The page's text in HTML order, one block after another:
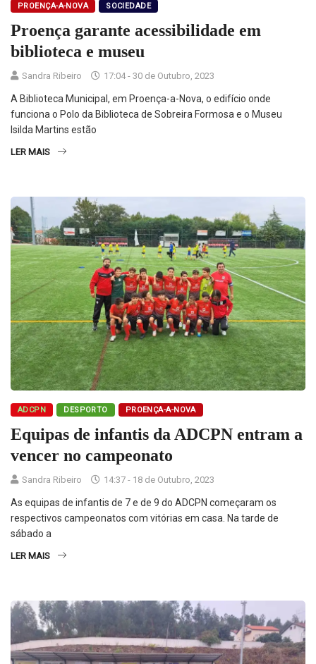
PROENÇA-A-NOVA SOCIEDADE
Proença garante acessibilidade em
biblioteca e museu
Sandra Ribeiro 17:04 - 30 de Outubro, 2023
A Biblioteca Municipal, em Proença-a-Nova, o edifício onde
funciona o Polo da Biblioteca de Sobreira Formosa e o Museu
Isilda Martins estão
LER MAIS
ADCPN DESPORTO PROENÇA-A-NOVA
Equipas de infantis da ADCPN entram a
vencer no campeonato
Sandra Ribeiro 14:37 - 18 de Outubro, 2023
As equipas de infantis de 7 e de 9 do ADCPN começaram os
respectivos campeonatos com vitórias em casa. Na tarde de
sábado a
LER MAIS